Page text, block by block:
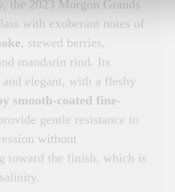
2023 Morgon Grands
with exuberant notes of
, stewed berries,
mandarin rind. Its
elegant, with a fleshy
smooth-coated fine-
gentle resistance to
without
toward the finish, which is